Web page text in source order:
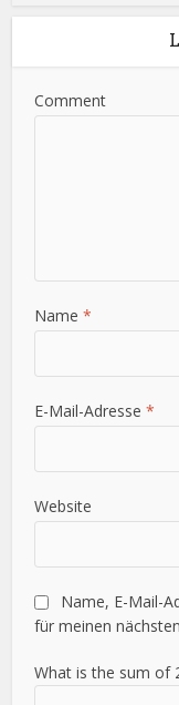
Comment
Name*
E-Mail-Adresse*
Website
Name, E-Mail-
für meinen
What is the sum of